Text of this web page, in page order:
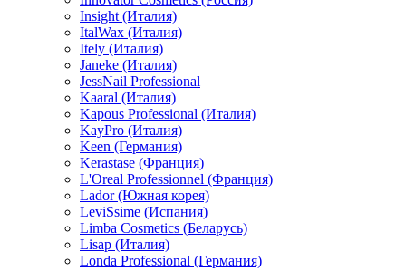
Insight (Италия)
ItalWax (Италия)
Itely (Италия)
Janeke (Италия)
JessNail Professional
Kaaral (Италия)
Kapous Professional (Италия)
KayPro (Италия)
Keen (Германия)
Kerastase (Франция)
L'Oreal Professionnel (Франция)
Lador (Южная корея)
LeviSsime (Испания)
Limba Cosmetics (Беларусь)
Lisap (Италия)
Londa Professional (Германия)